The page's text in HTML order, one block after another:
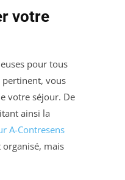
votre
pour tous
pertinent, vous
votre séjour. De
ainsi la
A-Contresens
mais